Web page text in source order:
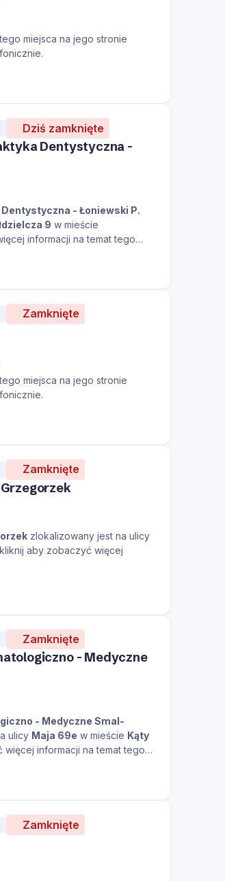
miejsca na jego stronie
Dziś zamknięte
Dentystyczna -
- Łoniewski P.
9 w mieście
informacji na temat tego
Zamknięte
miejsca na jego stronie
Zamknięte
zlokalizowany jest na ulicy
kliknij aby zobaczyć więcej
Zamknięte
- Medyczne
- Medyczne Smal-
ulicy Maja 69e w mieście Kąty
informacji na temat tego
Zamknięte